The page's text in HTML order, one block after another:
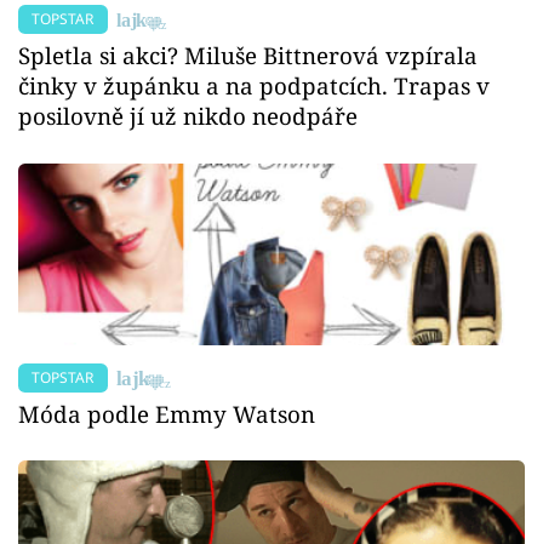
TOPSTAR
Spletla si akci? Miluše Bittnerová vzpírala
činky v župánku a na podpatcích. Trapas v
posilovně jí už nikdo neodpáře
TOPSTAR
Móda podle Emmy Watson